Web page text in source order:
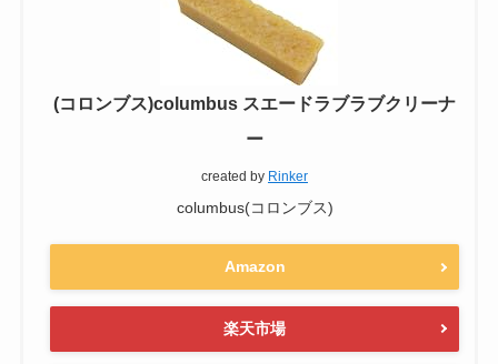
(コロンブス)columbus スエードラブラブクリーナ
ー
created by Rinker
columbus(コロンブス)
Amazon
楽天市場